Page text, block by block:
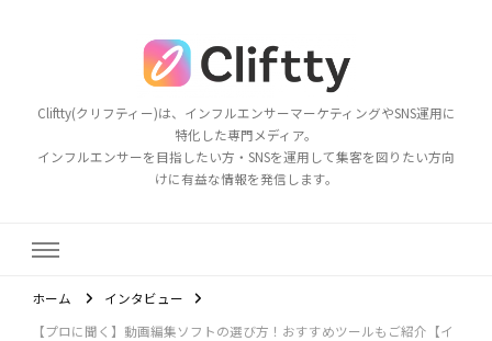
Cliftty(クリフティー)は、インフルエンサーマーケティングやSNS運用に
特化した専門メディア。
インフルエンサーを目指したい方・SNSを運用して集客を図りたい方向
けに有益な情報を発信します。
ホーム
インタビュー
【プロに聞く】動画編集ソフトの選び方！おすすめツールもご紹介【イ